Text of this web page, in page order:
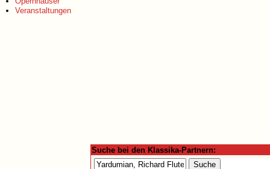
Veranstaltungen
Suche bei den Klassika-Partnern: